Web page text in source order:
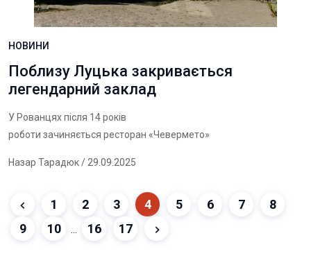
НОВИНИ
Поблизу Луцька закривається
легендарний заклад
У Рованцях після 14 років
роботи зачиняється ресторан «Чевермето»
Назар Тарадюк/ 29.09.2025
1 2 3 4 5 6 7
8
9
10 ... 16 17